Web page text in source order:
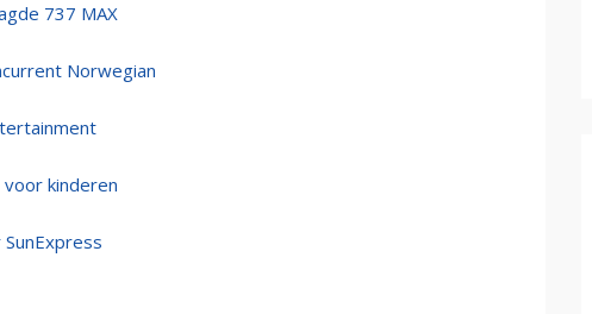
737 MAX
Norwegian
kinderen